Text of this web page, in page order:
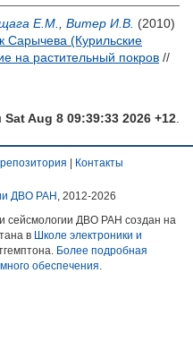
Е.М. Витер И.В. (2010)
Сарычева (Курильские
на растительный покров //
Sat Aug 8 09:39:33 2026 +12
Контакты
ДВО РАН , 2012-2026
сейсмологии ДВО РАН создан на
в Школе электроники и
Более подробная
обеспечения.